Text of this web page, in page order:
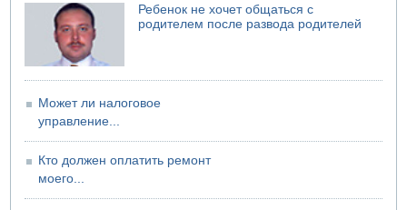
04.08.2026 06:10
Пожар в квартире в Ашдоде
Ребенок не хочет общаться с
родителем после развода родителей
Может ли налоговое
управление...
Кто должен оплатить ремонт
моего...